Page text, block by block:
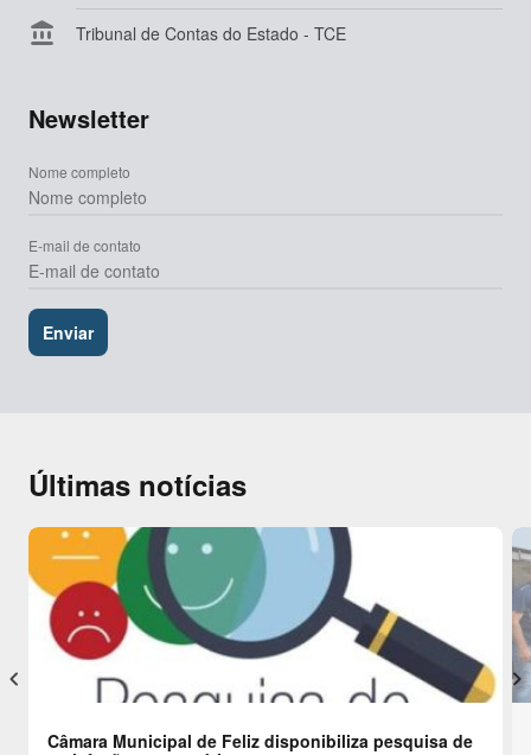
 Tribunal de Contas do Estado - TCE
Newsletter
Nome completo
E-mail de contato
Últimas notícias
Câmara Municipal de Feliz disponibiliza pesquisa de
keyboard_arrow_left keyboard_arrow_right